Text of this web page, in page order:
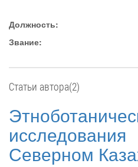
Должность:
Звание:
Статьи автора(2)
Северном